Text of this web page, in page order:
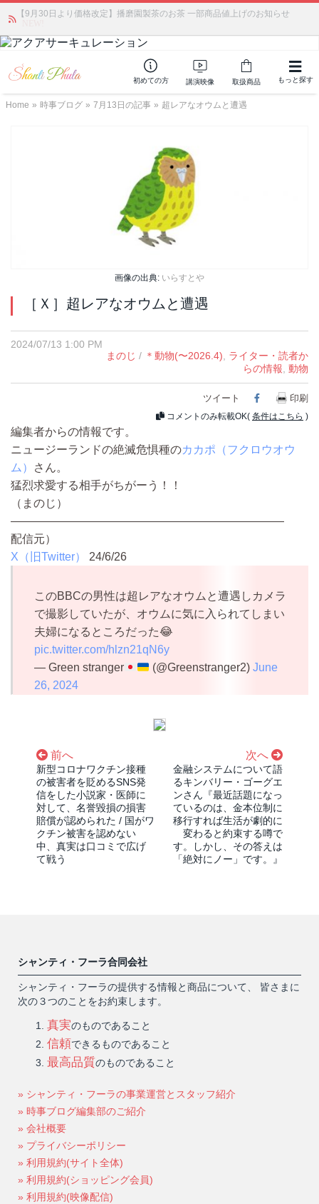
【9月30日より価格改定】播磨園製茶のお茶 一部商品値上げのお知らせ
かつて愛されていた人気商品が復活！夏場に活躍するジェルクリーム「アク
初めての方 講演映像 取扱商品 もっと探す
Home » 時事ブログ » 7月13日の記事 » 超レアなオウムと遭遇
画像の出典: いらすとや
［Ｘ］超レアなオウムと遭遇
2024/07/13 1:00 PM
まのじ / ＊動物(〜2026.4), ライター・読者か
らの情報, 動物
ツイート Facebook
印刷
コメントのみ転載OK( 条件はこちら )
編集者からの情報です。
ニュージーランドの絶滅危惧種のカカポ（フクロウオウ
ム）
さん。
猛烈求愛する相手がちがーう！！
（まのじ）
————————————————————————
配信元）
X（旧Twitter）
24/6/26
このBBCの男性は超レアなオウムと遭遇しカメラ
で撮影していたが、オウムに気に入られてしまい
夫婦になるところだった😂
pic.twitter.com/hlzn21qN6y
— Green stranger
(@Greenstranger2)June
26, 2024
前へ
新型コロナワクチン接種
の被害者を貶めるSNS発
信をした小説家・医師に
対して、名誉毀損の損害
賠償が認められた / 国がワ
クチン被害を認めない
中、真実は口コミで広げ
て戦う
次へ
金融システムについて語
るキンバリー・ゴーグエ
ンさん『最近話題になっ
ているのは、金本位制に
移行すれば生活が劇的に
変わると約束する噂で
す。しかし、その答えは
「絶対にノー」です。』
シャンティ・フーラ合同会社
シャンティ・フーラの提供する情報と商品について、 皆さまに
次の３つのことをお約束します。
真実のものであること
信頼できるものであること
最高品質のものであること
» シャンティ・フーラの事業運営とスタッフ紹介
» 時事ブログ編集部のご紹介
» 会社概要
» プライバシーポリシー
» 利用規約(サイト全体)
» 利用規約(ショッピング会員)
» 利用規約(映像配信)